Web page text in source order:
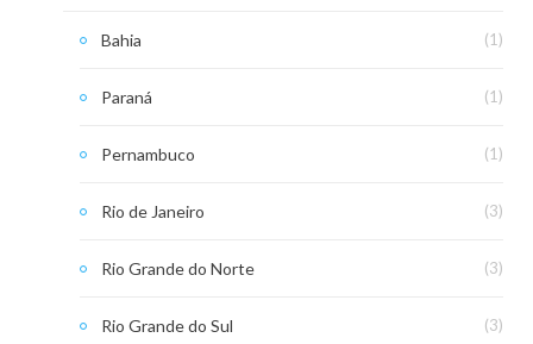
Bahia (1)
Paraná (1)
Pernambuco (1)
Rio de Janeiro (3)
Rio Grande do Norte (3)
Rio Grande do Sul (3)